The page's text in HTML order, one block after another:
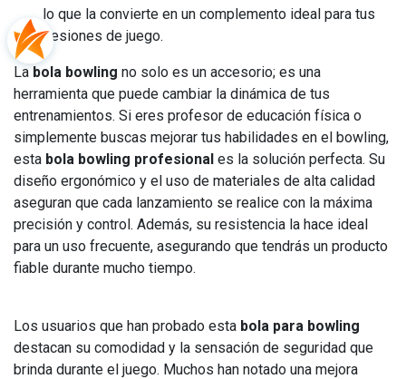
lo que la convierte en un complemento ideal para tus
sesiones de juego.
La bola bowling no solo es un accesorio; es una
herramienta que puede cambiar la dinámica de tus
entrenamientos. Si eres profesor de educación física o
simplemente buscas mejorar tus habilidades en el bowling,
esta bola bowling profesional es la solución perfecta. Su
diseño ergonómico y el uso de materiales de alta calidad
aseguran que cada lanzamiento se realice con la máxima
precisión y control. Además, su resistencia la hace ideal
para un uso frecuente, asegurando que tendrás un producto
fiable durante mucho tiempo.
Los usuarios que han probado esta bola para bowling
destacan su comodidad y la sensación de seguridad que
brinda durante el juego. Muchos han notado una mejora